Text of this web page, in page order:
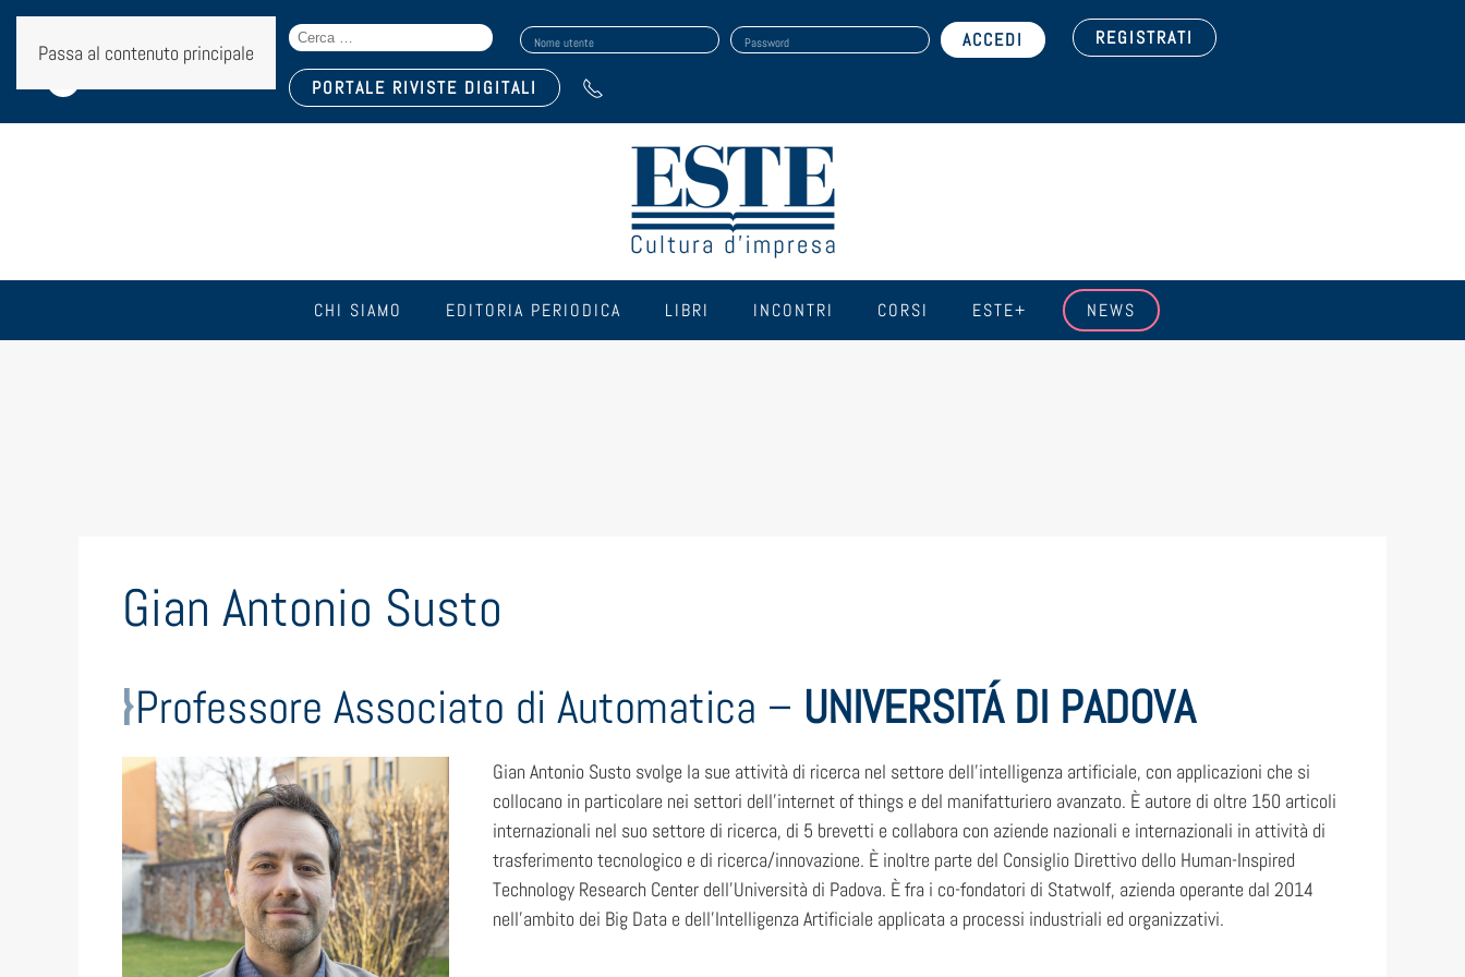
Passa al contenuto principale
Seguici sui social:
Search
for:
Nome utente Password REGISTRATI
PORTALE RIVISTE DIGITALI
CHI SIAMO EDITORIA PERIODICA LIBRI INCONTRI CORSI ESTE+ NEWS
Gian Antonio Susto
Professore Associato di Automatica – UNIVERSITÁ DI PADOVA
Gian Antonio Susto svolge la sue attività di ricerca nel settore dell’intelligenza artificiale, con applicazioni che si
collocano in particolare nei settori dell’internet of things e del manifatturiero avanzato. È autore di oltre 150 articoli
internazionali nel suo settore di ricerca, di 5 brevetti e collabora con aziende nazionali e internazionali in attività di
trasferimento tecnologico e di ricerca/innovazione. È inoltre parte del Consiglio Direttivo dello Human-Inspired
Technology Research Center dell’Università di Padova. È fra i co-fondatori di Statwolf, azienda operante dal 2014
nell’ambito dei Big Data e dell’Intelligenza Artificiale applicata a processi industriali ed organizzativi.